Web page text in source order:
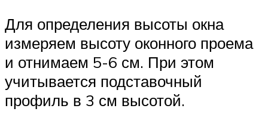
Для определения высоты окна
измеряем высоту оконного проема
и отнимаем 5-6 см. При этом
учитывается подставочный
профиль в 3 см высотой.